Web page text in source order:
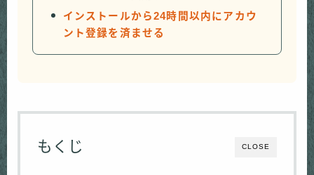
インストールから24時間以内にアカウ
ント登録を済ませる
CLOSE
もくじ